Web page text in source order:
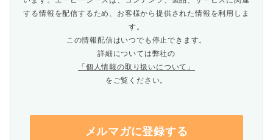
する情報を配信するため、お客様から提供された情報を利用しま
す。
この情報配信はいつでも停止できます。
詳細については弊社の
「個人情報の取り扱いについて」
をご覧ください。